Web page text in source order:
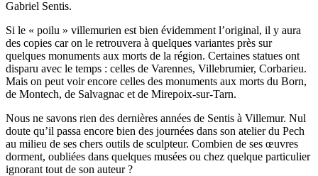
Gabriel Sentis.
Si le « poilu » villemurien est bien évidemment l’original, il y aura
des copies car on le retrouvera à quelques variantes près sur
quelques monuments aux morts de la région. Certaines statues ont
disparu avec le temps : celles de Varennes, Villebrumier, Corbarieu.
Mais on peut voir encore celles des monuments aux morts du Born,
de Montech, de Salvagnac et de Mirepoix-sur-Tarn.
Nous ne savons rien des dernières années de Sentis à Villemur. Nul
doute qu’il passa encore bien des journées dans son atelier du Pech
au milieu de ses chers outils de sculpteur. Combien de ses œuvres
dorment, oubliées dans quelques musées ou chez quelque particulier
ignorant tout de son auteur ?